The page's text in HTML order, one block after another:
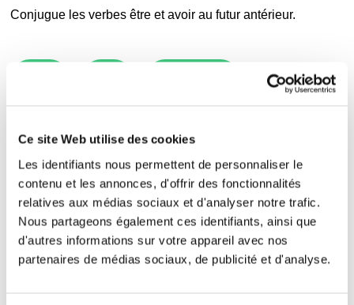
Ce site Web utilise des cookies
Les identifiants nous permettent de personnaliser le
contenu et les annonces, d'offrir des fonctionnalités
relatives aux médias sociaux et d'analyser notre trafic.
Nous partageons également ces identifiants, ainsi que
d'autres informations sur votre appareil avec nos
partenaires de médias sociaux, de publicité et d'analyse.
Conjugue les verbes être et avoir au futur antérieur.